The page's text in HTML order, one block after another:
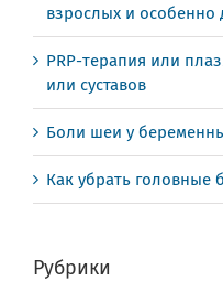
взрослых и особенно
PRP-терапия или
или суставов
Боли шеи у
Как убрать головные
Рубрики